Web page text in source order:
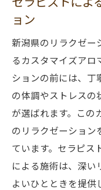
ョン
新潟県のリラクゼー
るカスタマイズアロ
ションの前には、丁
の体調やストレスの
が選ばれます。この
のリラクゼーション
ています。セラピス
による施術は、深い
よいひとときを提供